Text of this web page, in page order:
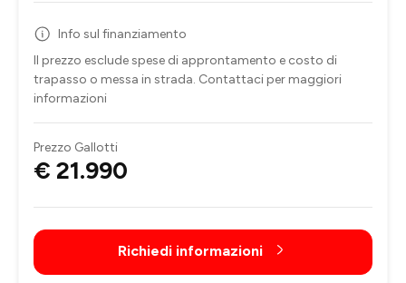
Info sul finanziamento
Il prezzo esclude spese di approntamento e costo di
trapasso o messa in strada. Contattaci per maggiori
informazioni
Prezzo Gallotti
€ 21.990
Richiedi informazioni